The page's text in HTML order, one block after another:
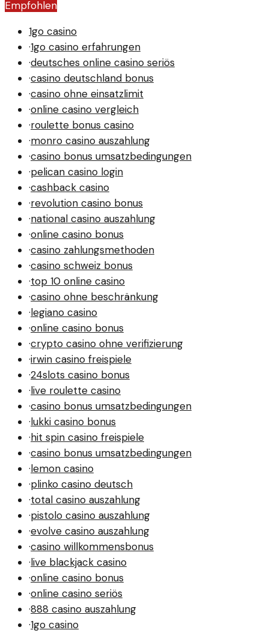
und Festivals nicht im Widerspruch stehen müssen.
Empfohlen
1go casino
·1go casino erfahrungen
·deutsches online casino seriös
·casino deutschland bonus
·casino ohne einsatzlimit
·online casino vergleich
·roulette bonus casino
·monro casino auszahlung
·casino bonus umsatzbedingungen
·pelican casino login
·cashback casino
·revolution casino bonus
·national casino auszahlung
·online casino bonus
·casino zahlungsmethoden
·casino schweiz bonus
·top 10 online casino
·casino ohne beschränkung
·legiano casino
·online casino bonus
·crypto casino ohne verifizierung
·irwin casino freispiele
·24slots casino bonus
·live roulette casino
·casino bonus umsatzbedingungen
·lukki casino bonus
·hit spin casino freispiele
·casino bonus umsatzbedingungen
·lemon casino
·plinko casino deutsch
·total casino auszahlung
·pistolo casino auszahlung
·evolve casino auszahlung
·casino willkommensbonus
·live blackjack casino
·online casino bonus
·online casino seriös
·888 casino auszahlung
·1go casino